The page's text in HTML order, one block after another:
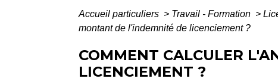
Accueil particuliers > Travail - Formation >
montant de l'indemnité de licenciement ?
COMMENT CALCULER
LICENCIEMENT ?